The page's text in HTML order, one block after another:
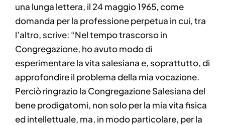
una lunga lettera, il 24 maggio 1965, come
domanda per la professione perpetua in cui, tra
l’altro, scrive: “Nel tempo trascorso in
Congregazione, ho avuto modo di
esperimentare la vita salesiana e, soprattutto, di
approfondire il problema della mia vocazione.
Perciò ringrazio la Congregazione Salesiana del
bene prodigatomi, non solo per la mia vita fisica
ed intellettuale, ma, in modo particolare, per la